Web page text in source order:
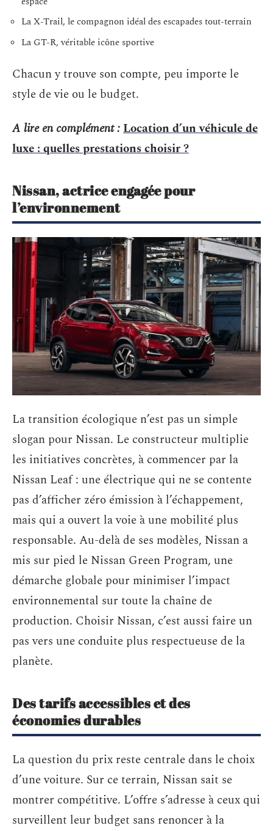
La X-Trail, le compagnon idéal des escapades tout-terrain
La GT-R, véritable icône sportive
Chacun y trouve son compte, peu importe le
style de vie ou le budget.
A lire en complément :Location d’un véhicule de
luxe : quelles prestations choisir ?
Nissan, actrice engagée pour
l’environnement
La transition écologique n’est pas un simple
slogan pour Nissan. Le constructeur multiplie
les initiatives concrètes, à commencer par la
Nissan Leaf : une électrique qui ne se contente
pas d’afficher zéro émission à l’échappement,
mais qui a ouvert la voie à une mobilité plus
responsable. Au-delà de ses modèles, Nissan a
mis sur pied le Nissan Green Program, une
démarche globale pour minimiser l’impact
environnemental sur toute la chaîne de
production. Choisir Nissan, c’est aussi faire un
pas vers une conduite plus respectueuse de la
planète.
Des tarifs accessibles et des
économies durables
La question du prix reste centrale dans le choix
d’une voiture. Sur ce terrain, Nissan sait se
montrer compétitive. L’offre s’adresse à ceux qui
surveillent leur budget sans renoncer à la